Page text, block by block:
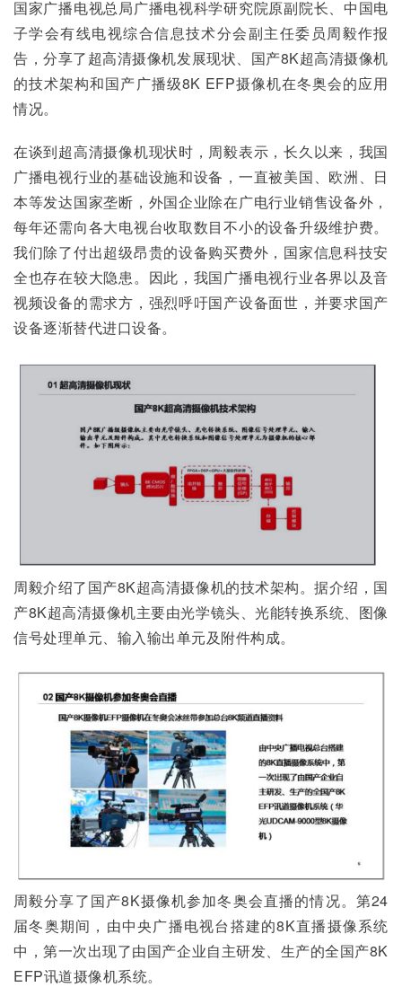
国家广播电视总局广播电视科学研究院原副院长、中国电
子学会有线电视综合信息技术分会副主任委员周毅作报
告，分享了超高清摄像机发展现状、国产8K超高清摄像机
的技术架构和国产广播级8K EFP摄像机在冬奥会的应用
情况。
在谈到超高清摄像机现状时，周毅表示，长久以来，我国
广播电视行业的基础设施和设备，一直被美国、欧洲、日
本等发达国家垄断，外国企业除在广电行业销售设备外，
每年还需向各大电视台收取数目不小的设备升级维护费。
我们除了付出超级昂贵的设备购买费外，国家信息科技安
全也存在较大隐患。因此，我国广播电视行业各界以及音
视频设备的需求方，强烈呼吁国产设备面世，并要求国产
设备逐渐替代进口设备。
周毅介绍了国产8K超高清摄像机的技术架构。据介绍，国
产8K超高清摄像机主要由光学镜头、光能转换系统、图像
信号处理单元、输入输出单元及附件构成。
周毅分享了国产8K摄像机参加冬奥会直播的情况。第24
届冬奥期间，由中央广播电视台搭建的8K直播摄像系统
中，第一次出现了由国产企业自主研发、生产的全国产8K
EFP讯道摄像机系统。